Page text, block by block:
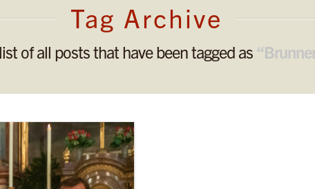
Tag Archive
of all posts that have been tagged as